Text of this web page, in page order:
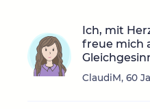
Ich, mit
freue mich
ClaudiM, 60